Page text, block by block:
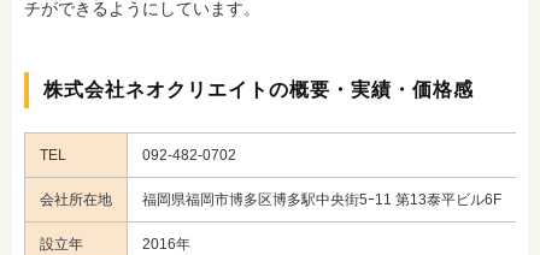
チができるようにしています。
株式会社ネオクリエイトの概要・実績・価格感
TEL 092-482-0702
会社所在地 福岡県福岡市博多区博多駅中央街5ｰ11 第13泰平ビル6F
設立年 2016年